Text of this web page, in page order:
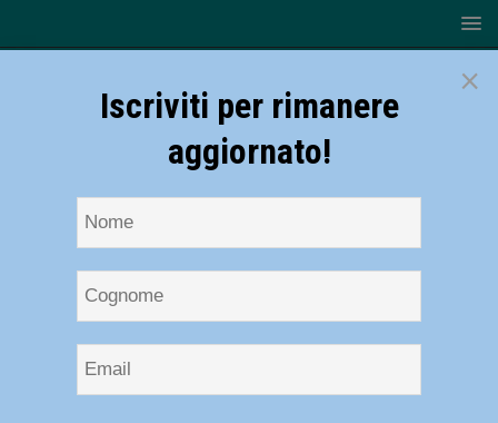
×
Iscriviti per rimanere
aggiornato!